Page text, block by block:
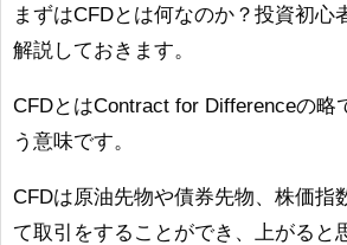
まずはCFDとは何なのか？投資初心
解説しておきます。
CFDとはContract for Differenceの略
う意味です。
CFDは原油先物や債券先物、株価指
て取引をすることができ、上がると